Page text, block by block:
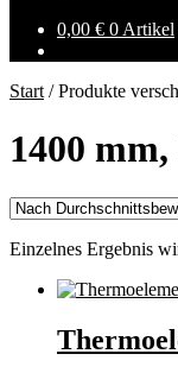
0,00 € 0 Artikel
Start /Produkte
1400
Einzelnes Ergebnis